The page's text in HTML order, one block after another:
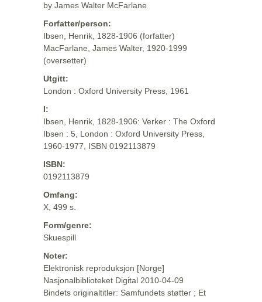
by James Walter McFarlane
Forfatter/person:
Ibsen, Henrik, 1828-1906 (forfatter)
MacFarlane, James Walter, 1920-1999
(oversetter)
Utgitt:
London : Oxford University Press, 1961
I:
Ibsen, Henrik, 1828-1906: Verker : The Oxford
Ibsen : 5, London : Oxford University Press,
1960-1977, ISBN 0192113879
ISBN:
0192113879
Omfang:
X, 499 s.
Form/genre:
Skuespill
Noter:
Elektronisk reproduksjon [Norge]
Nasjonalbiblioteket Digital 2010-04-09
Bindets originaltitler: Samfundets støtter ; Et